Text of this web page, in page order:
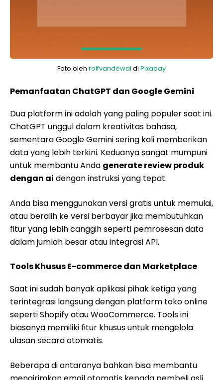
Foto oleh rolfvandewal di Pixabay
Pemanfaatan ChatGPT dan Google Gemini
Dua platform ini adalah yang paling populer saat ini.
ChatGPT unggul dalam kreativitas bahasa,
sementara Google Gemini sering kali memberikan
data yang lebih terkini. Keduanya sangat mumpuni
untuk membantu Anda generate review produk
dengan ai dengan instruksi yang tepat.
Anda bisa menggunakan versi gratis untuk memulai,
atau beralih ke versi berbayar jika membutuhkan
fitur yang lebih canggih seperti pemrosesan data
dalam jumlah besar atau integrasi API.
Tools Khusus E-commerce dan Marketplace
Saat ini sudah banyak aplikasi pihak ketiga yang
terintegrasi langsung dengan platform toko online
seperti Shopify atau WooCommerce. Tools ini
biasanya memiliki fitur khusus untuk mengelola
ulasan secara otomatis.
Beberapa di antaranya bahkan bisa membantu